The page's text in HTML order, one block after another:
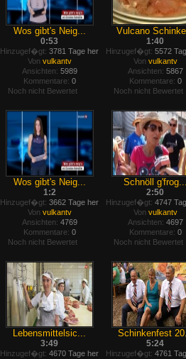
Wos gibt's Neig...
0:53
Hinzugef�gt: 3781 Tage her
Von vulkantv
Ansichten: 5989
Kommentare: 0
Noch nicht Bewertet
Vulcano
1:40
Hinzugef�gt: 5572
Von vulkantv
Ansichten: 5867
Kommentare: 0
Noch nicht Bewertet
Wos gibt's Neig...
1:2
Hinzugef�gt: 3662 Tage her
Von vulkantv
Ansichten: 4769
Kommentare: 0
Noch nicht Bewertet
Schnöll
2:50
Hinzugef�gt: 4747
Von vulkantv
Ansichten: 4697
Kommentare: 0
Noch nicht Bewertet
Lebensmittelsic...
3:49
Hinzugef�gt: 4670 Tage her
Schinkenfest
5:24
Hinzugef�gt: 4761